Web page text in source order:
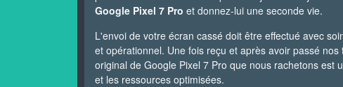
Google Pixel 7 Pro et donnez-lui une seconde vie.
L'envoi de votre écran cassé doit être effectué avec
et opérationnel. Une fois reçu et après avoir passé
original de Google Pixel 7 Pro que nous rachetons
et les ressources optimisées.